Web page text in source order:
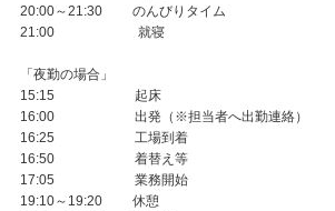
20:00～21:30 のんびりタイム
21:00 就寝
「夜勤の場合」
15:15 起床
16:00 出発（※担当者へ出勤連絡）
16:25 工場到着
16:50 着替え等
17:05 業務開始
19:10～19:20 休憩